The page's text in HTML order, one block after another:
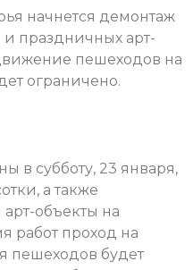
начнется демонтаж
праздничных арт-
пешеходов на
ограничено.
в субботу, 23 января,
а также
объекты на
работ проход на
пешеходов будет